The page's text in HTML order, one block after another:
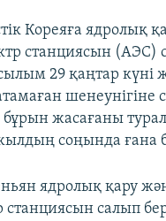
Кореяға
станциясын (АЭС)
29 қаңтар күні
шенеунігіне
бұрын жасағаны
соңында ғана
ядролық қару
станциясын салып